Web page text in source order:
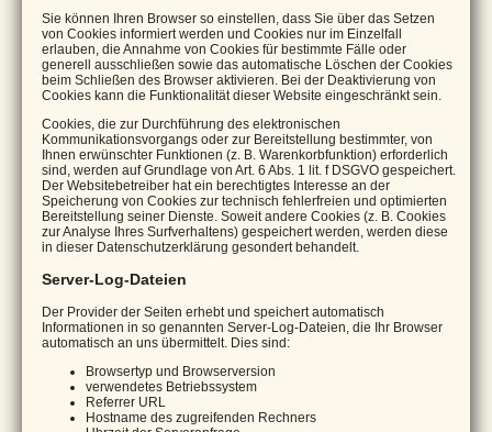
Sie können Ihren Browser so einstellen, dass Sie über das Setzen
von Cookies informiert werden und Cookies nur im Einzelfall
erlauben, die Annahme von Cookies für bestimmte Fälle oder
generell ausschließen sowie das automatische Löschen der Cookies
beim Schließen des Browser aktivieren. Bei der Deaktivierung von
Cookies kann die Funktionalität dieser Website eingeschränkt sein.
Cookies, die zur Durchführung des elektronischen
Kommunikationsvorgangs oder zur Bereitstellung bestimmter, von
Ihnen erwünschter Funktionen (z. B. Warenkorbfunktion) erforderlich
sind, werden auf Grundlage von Art. 6 Abs. 1 lit. f DSGVO gespeichert.
Der Websitebetreiber hat ein berechtigtes Interesse an der
Speicherung von Cookies zur technisch fehlerfreien und optimierten
Bereitstellung seiner Dienste. Soweit andere Cookies (z. B. Cookies
zur Analyse Ihres Surfverhaltens) gespeichert werden, werden diese
in dieser Datenschutzerklärung gesondert behandelt.
Server-Log-Dateien
Der Provider der Seiten erhebt und speichert automatisch
Informationen in so genannten Server-Log-Dateien, die Ihr Browser
automatisch an uns übermittelt. Dies sind:
Browsertyp und Browserversion
verwendetes Betriebssystem
Referrer URL
Hostname des zugreifenden Rechners